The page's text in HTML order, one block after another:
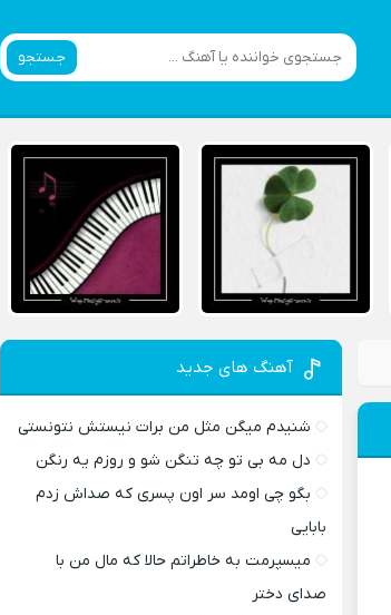
جستجو
آهنگ های جدید
شنیدم میگن مثل من برات نیستش نتونستی
دل مه بی تو چه تنگن شو و روزم یه رنگن
بگو چی اومد سر اون پسری که صداش زدم
بابایی
میسپرمت به خاطراتم حالا که مال من با
صدای دختر